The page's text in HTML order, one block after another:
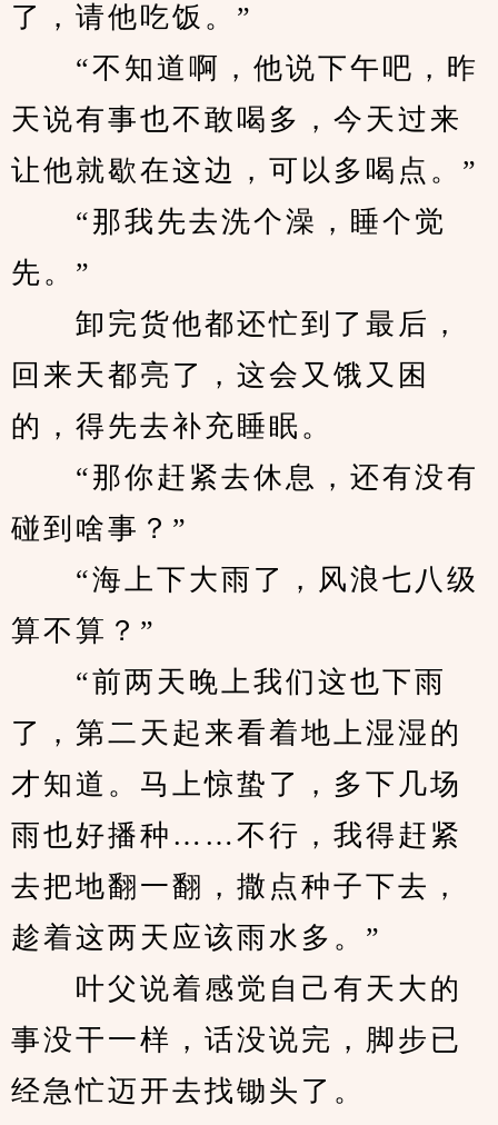
了，请他吃饭。”
“不知道啊，他说下午吧，昨
天说有事也不敢喝多，今天过来
让他就歇在这边，可以多喝点。”
“那我先去洗个澡，睡个觉
先。”
卸完货他都还忙到了最后，
回来天都亮了，这会又饿又困
的，得先去补充睡眠。
“那你赶紧去休息，还有没有
碰到啥事？”
“海上下大雨了，风浪七八级
算不算？”
“前两天晚上我们这也下雨
了，第二天起来看着地上湿湿的
才知道。马上惊蛰了，多下几场
雨也好播种……不行，我得赶紧
去把地翻一翻，撒点种子下去，
趁着这两天应该雨水多。”
叶父说着感觉自己有天大的
事没干一样，话没说完，脚步已
经急忙迈开去找锄头了。